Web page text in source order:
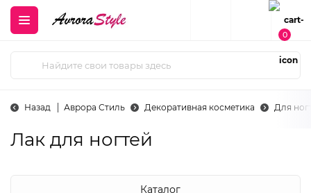
0
Назад Аврора Стиль Декоративная косметика Для
Лак для ногтей
Каталог